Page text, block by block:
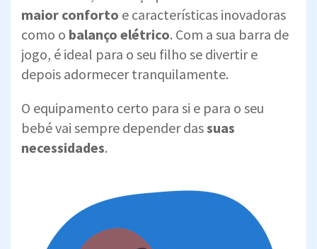
maior conforto e características inovadoras
como o balanço elétrico. Com a sua barra de
jogo, é ideal para o seu filho se divertir e
depois adormecer tranquilamente.
O equipamento certo para si e para o seu
bebé vai sempre depender dassuas
necessidades.